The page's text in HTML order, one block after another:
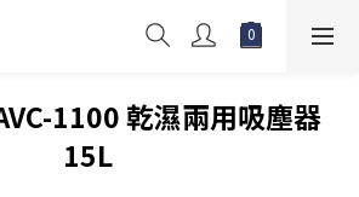
1100 乾濕兩用吸塵器
15L